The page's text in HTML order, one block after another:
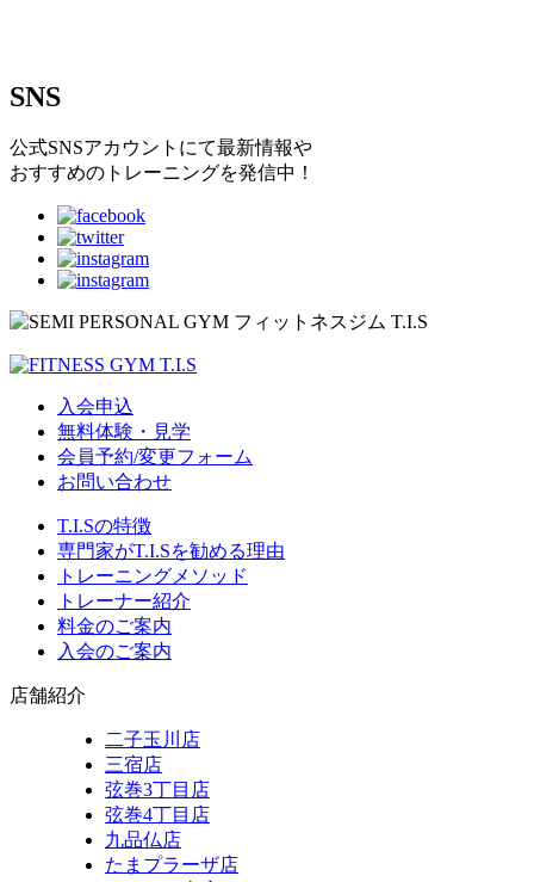
SNS
公式SNSアカウントにて最新情報や
おすすめのトレーニングを発信中！
入会申込
無料体験・見学
会員予約/変更フォーム
お問い合わせ
T.I.Sの特徴
専門家がT.I.Sを勧める理由
トレーニングメソッド
トレーナー紹介
料金のご案内
入会のご案内
店舗紹介
二子玉川店
三宿店
弦巻3丁目店
弦巻4丁目店
九品仏店
たまプラーザ店